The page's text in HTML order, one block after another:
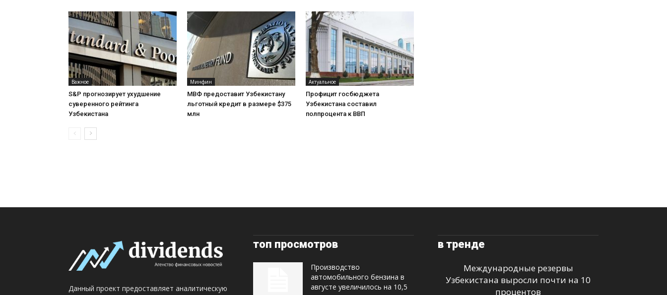
Важное
S&P прогнозирует ухудшение
суверенного рейтинга
Узбекистана
Минфин
МВФ предоставит Узбекистану
льготный кредит в размере $375
млн
Актуальное
Профицит госбюджета
Узбекистана составил
полпроцента к ВВП
Данный проект предоставляет аналитическую
топ просмотров
Производство
автомобильного бензина в
августе увеличилось на 10,5
в тренде
Международные резервы
Узбекистана выросли почти на 10
процентов